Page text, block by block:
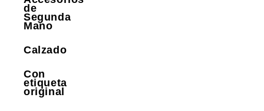
de
Segunda
Mano
Calzado
Con
etiqueta
original